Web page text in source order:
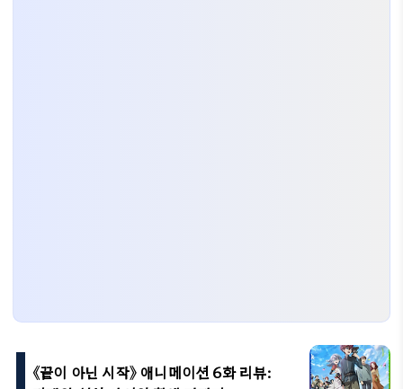
《끝이 아닌 시작》 애니메이션 6화 리뷰: